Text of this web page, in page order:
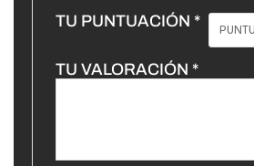
TU PUNTUACIÓN *
TU VALORACIÓN *